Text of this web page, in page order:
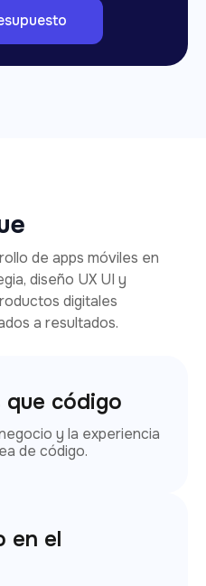
de apps móviles en
diseño UX UI y
digitales
a resultados.
código
y la experiencia
de código.
en el